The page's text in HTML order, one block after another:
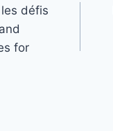
défis
for